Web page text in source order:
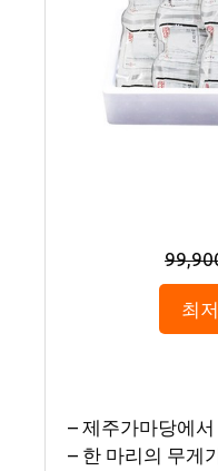
최
– 제주가마당에
– 한 마리의 무게